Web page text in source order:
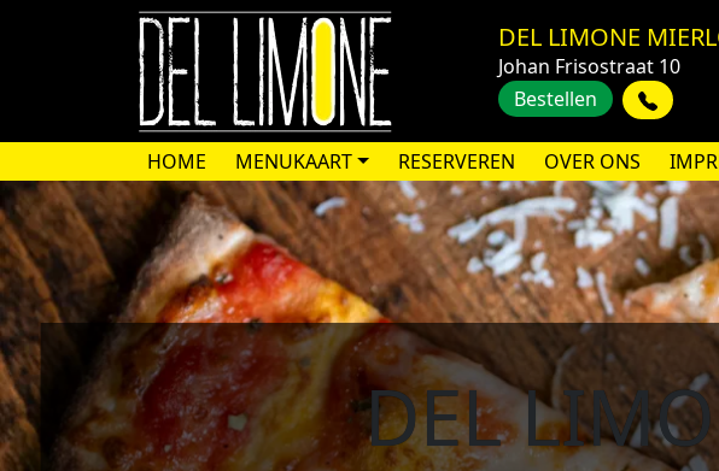
DEL LIMONE
Johan Frisostraat 10
Bestellen
HOME MENUKAART RESERVEREN OVER ONS
DEL